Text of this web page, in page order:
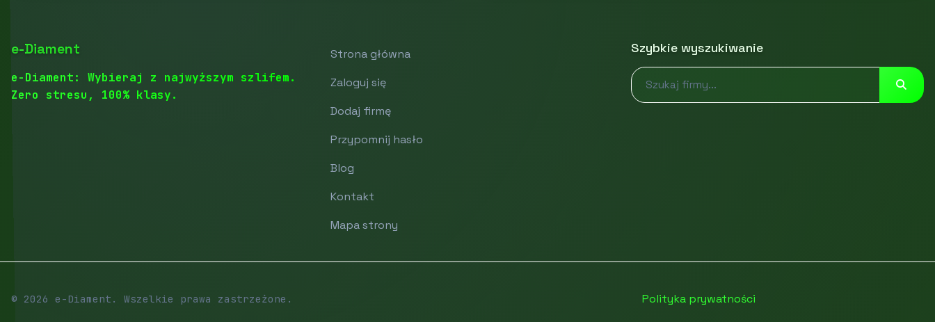
e-Diament
e-Diament: Wybieraj z najwyższym szlifem.
Zero stresu, 100% klasy.
Strona główna
Zaloguj się
Dodaj firmę
Przypomnij hasło
Blog
Kontakt
Mapa strony
Szybkie wyszukiwanie
© 2026 e-Diament. Wszelkie prawa zastrzeżone. Polityka prywatności